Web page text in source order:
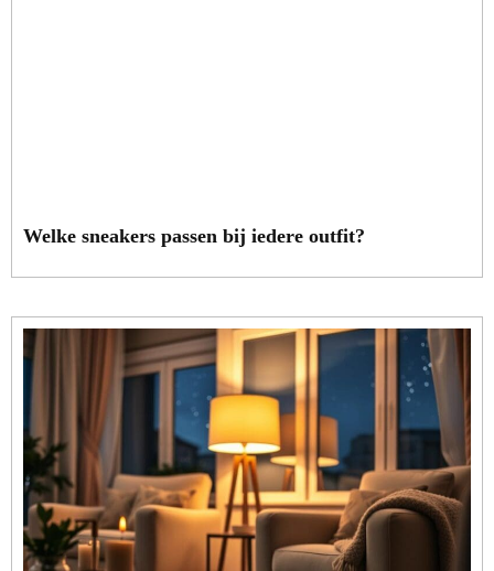
Welke sneakers passen bij iedere outfit?